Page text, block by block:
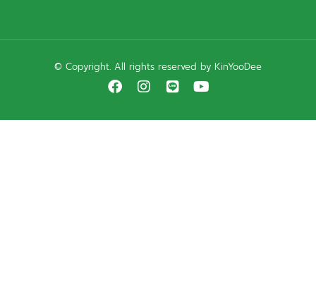
© Copyright. All rights reserved by KinYooDee